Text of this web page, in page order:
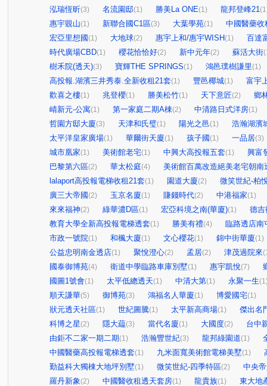
泓瑞恆昕(3) 名流園邸(1) 勝美La ONE(1) 龍邦登峰21
惠宇覞山(1) 新聯合國C1區(3) 大葉學苑(1)
中國醫藥收
宏亞里想國 (1) 大地球(2) 惠宇上和/惠宇WISH(1)
百達
時代廣場CBD(1) 櫻花恰恰好(2) 新中元年(2) 蘇活大街
樹禾院(透天)(3) 寶輝THE SPRINGS(1) 鴻邑璞樹謙里(1)
高投報.湖濱三井秀泰.全新收租21套(1) 豐邑椰城(1)
富宇
歡喜之樓(1) 兆登櫻(1) 勝美松竹(1) 天下意匠(2)
鄉
崝新元-公寓(1) 第一家庭二期A棟(2) 中清路日式洋房(1)
哲園方邸大廈(3) 天津和氏璧(1) 陽光之邑(1)
浩瀚湖濱
太平洋皇家廣場(1) 華爾街天廈(1) 孩子國 (1) 一品居(3)
城市凰家(1) 美術館老宅(1) 中興大高投報五套(1)
興富
巴黎第六區(2) 華太松庭(4)
美術館百萬改造絕美老宅朝南
lalaport高投報電梯收租21套(1) 園道大廈(2)
微笑世紀-柏
廣三大帝國 (2) 玉京名廈(1) 賺錢時代(2) 中港福家(1)
來來福神(2) 綠華濃D區(1) 宏亞科境之南(華廈)(1)
德吉
教育大學全新高投報電梯透套(1) 勝美有禮(4)
臨路透店南
市政一號院(1) 和楓大廈(1) 文心櫻花(1) 錦中街華廈(1)
公益忠明南金透店(1) 聚悅澄心(2) 孟居(2) 津茂過院來
國泰御博苑(4) 衛道中學臨路車庫別墅(1) 惠宇凱悅(7)
國圖1號會(1) 太平低總透天(1) 中清大第(1) 永聚一生
順天謙華(5) 御博苑(3) 鴻福名人華廈(1) 博愛國宅(1)
狀元透天社區(1) 世紀圖騰(1) 太平新高商場(1)
傑出名
科博之星(2) 隱大藴(3) 當代名廈(1) 大國度(2)
台中
由鉅不二家一期二期(1) 浩瀚豐世紀(3) 龍邦綠園道(1)
中國醫藥高投報電梯透套(1) 九米面寬美術館電梯美墅(1)
勤益科大獨棟大地坪別墅(1) 微笑世紀-四季特區(2)
中央
羅丹新象(2) 中國醫收租透天套房(1) 龍貴族(1)
東大地